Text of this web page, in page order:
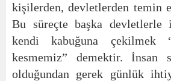
kişilerden, devletlerden temin
Bu süreçte başka devletlerle
kendi kabuğuna çekilmek
kesmemiz” demektir. İnsan
olduğundan gerek günlük